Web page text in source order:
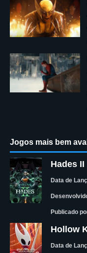
Jogos mais bem
Hades II
Data de
Publicado
Hollow
Data de